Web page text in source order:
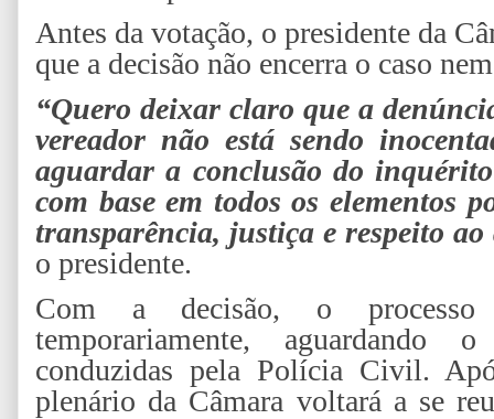
Antes da votação, o presidente da
que a decisão não encerra o caso
“Quero deixar claro que a
vereador não está sendo
aguardar a conclusão do
com base em todos os elementos
transparência, justiça e respeito ao
o presidente.
Com a decisão, o processo
temporariamente, aguardando
conduzidas pela Polícia Civil.
plenário da Câmara voltará a se